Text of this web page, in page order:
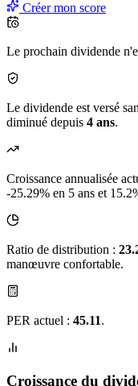
Créer mon score
Le prochain dividende
Le dividende est versé
diminué depuis 4 ans.
Croissance annualisée
-25.29% en 5 ans et
Ratio de distribution :
manœuvre confortable.
PER actuel : 45.11.
Croissance du